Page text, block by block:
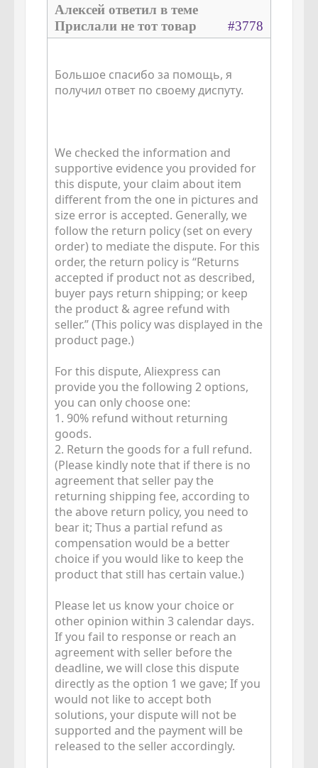
Алексей ответил в теме
Прислали не тот товар
#3778
Большое спасибо за помощь, я
получил ответ по своему диспуту.
We checked the information and
supportive evidence you provided for
this dispute, your claim about item
different from the one in pictures and
size error is accepted. Generally, we
follow the return policy (set on every
order) to mediate the dispute. For this
order, the return policy is “Returns
accepted if product not as described,
buyer pays return shipping; or keep
the product & agree refund with
seller.” (This policy was displayed in the
product page.)
For this dispute, Aliexpress can
provide you the following 2 options,
you can only choose one:
1. 90% refund without returning
goods.
2. Return the goods for a full refund.
(Please kindly note that if there is no
agreement that seller pay the
returning shipping fee, according to
the above return policy, you need to
bear it; Thus a partial refund as
compensation would be a better
choice if you would like to keep the
product that still has certain value.)
Please let us know your choice or
other opinion within 3 calendar days.
If you fail to response or reach an
agreement with seller before the
deadline, we will close this dispute
directly as the option 1 we gave; If you
would not like to accept both
solutions, your dispute will not be
supported and the payment will be
released to the seller accordingly.